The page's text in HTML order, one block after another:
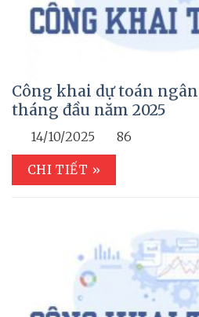
Công khai dự toán
tháng đầu năm 2025
14/10/2025 86
CHI TIẾT »